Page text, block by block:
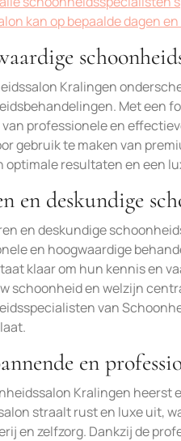
kan op bepaalde dagen
Kralingen
Met een
professionele en
gebruik te maken van
optimale resultaten en een
en deskundige
en deskundige
en hoogwaardige
klaar om hun kennis en
schoonheid en welzijn
van
en
Kralingen heerst
straalt rust en luxe uit,
en zelfzorg. Dankzij de